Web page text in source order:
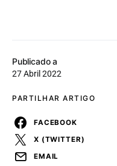
Publicado a
27 Abril 2022
PARTILHAR ARTIGO
FACEBOOK
X (TWITTER)
EMAIL